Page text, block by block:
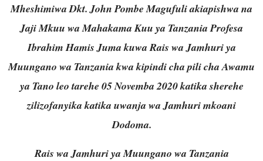
Mheshimiwa Dkt. John Pombe Magufuli akiapishwa na
Jaji Mkuu wa Mahakama Kuu ya Tanzania Profesa
Ibrahim Hamis Juma kuwa Rais wa Jamhuri ya
Muungano wa Tanzania kwa kipindi cha pili cha Awamu
ya Tano leo tarehe 05 Novemba 2020 katika sherehe
zilizofanyika katika uwanja wa Jamhuri mkoani
Dodoma.
Rais wa Jamhuri ya Muungano wa Tanzania